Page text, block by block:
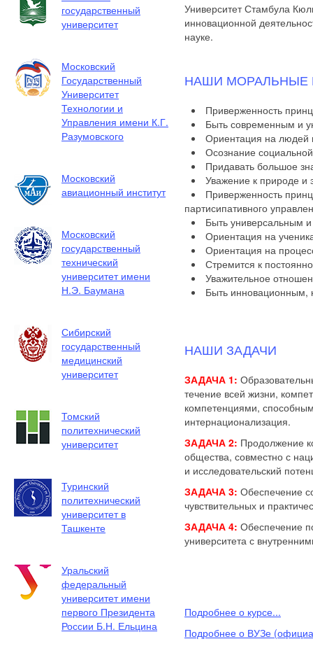
государственный
университет
Московский
Государственный
Университет
Технологии и
Управления имени К.Г.
Разумовского
Московский
авиационный институт
Московский
государственный
технический
университет имени
Н.Э. Баумана
Сибирский
государственный
медицинский
университет
Томский
политехнический
университет
Туринский
политехнический
университет в
Ташкенте
Уральский
федеральный
университет имени
первого Президента
России Б.Н. Ельцина
Университет Стамбула
инновационной
науке.
НАШИ
Приверженность
Быть современным и
Ориентация на людей
Осознание
Придавать большое
Уважение к природе и
Приверженность
партисипативного
Быть универсальным
Ориентация на
Ориентация на
Стремится к
Уважительное
Быть инновационным,
НАШИ ЗАДАЧИ
ЗАДАЧА 1:
течение всей жизни,
компетенциями,
интернационализация.
ЗАДАЧА 2: Продолжение
общества, совместно с
и исследовательский
ЗАДАЧА 3: Обеспечение
чувствительных и
ЗАДАЧА 4: Обеспечение
университета с
Подробнее о курсе...
Подробнее о ВУЗе